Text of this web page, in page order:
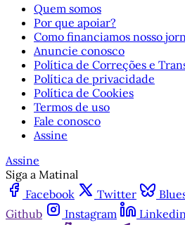
Quem somos
Por que apoiar?
Como financiamos nosso
Anuncie conosco
Política de Correções e
Política de privacidade
Política de Cookies
Termos de uso
Fale conosco
Assine
Assine
Siga a Matinal
Facebook
Twitter
Github
Instagram Linkedin